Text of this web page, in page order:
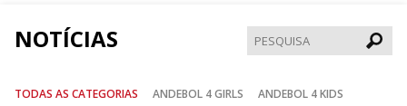
NOTÍCIAS
TODAS AS CATEGORIAS ANDEBOL 4 GIRLS
ANDEBOL 4 KIDS